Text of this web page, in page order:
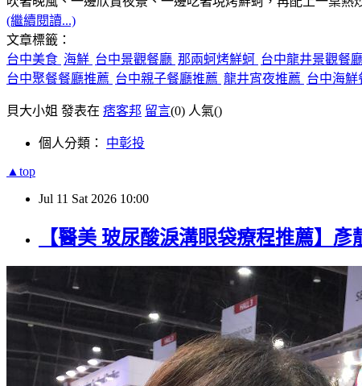
(繼續閱讀...)
文章標籤：
台中美食 海鮮 台中景觀餐廳 那兩蚵烤鮮蚵 台中龍井景觀餐
台中聚餐餐廳推薦 台中親子餐廳推薦 龍井宵夜推薦 台中海鮮
貝大小姐 發表在 痞客邦 留言(0) 人氣()
個人分類： 中彰投
▲top
Jul 11 Sat 2026 10:00
【醫美 玻尿酸淚溝眼袋療程推薦】